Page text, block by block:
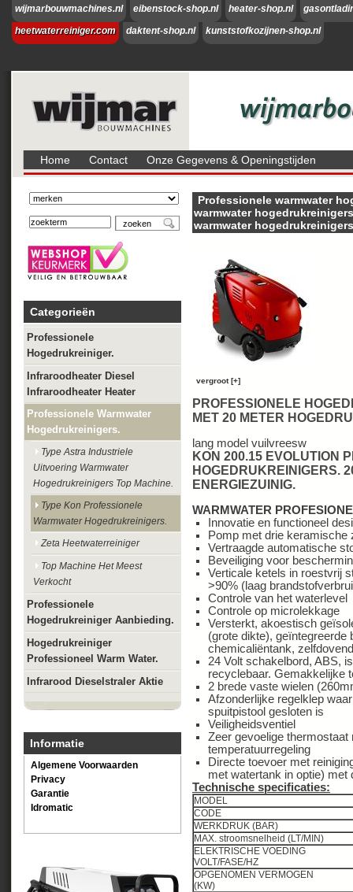
wijmarbouwmachines.nl eibenstock-shop.nl heater-shop.nl
heetwaterreiniger.com
daktent-shop.nl kunststofkozijnen-shop.nl
Home Contact Onze Gegevens & Openingstijden
Categorieën
Professionele
Hogedrukreiniger.
Infraroodheater Diesel
Infraroodheater Heater
Professionele Warmwater
Hogedrukreinigers.
Type Astra Industriele
Uitvoering Warmwater
Hogedrukreinigers Top Machine.
Type Kon Professionele
Warmwater Hogedrukreinigers.
Zeta Heetwaterreiniger
Top Machine Het Meest
Verkocht
Professionele
Hogedrukreiniger Aanbieding.
Hogedrukreiniger
Professioneel Warm Water.
Infrarood Dieselstraler Aktie
Informatie
Algemene Voorwaarden
Privacy
Garantie
Idromatic
Professionele warmwater
warmwater
warmwater
vergroot [+]
PROFESSIONELE
MET 20 METER
lang model vuilvreesw
KON 200.15 EVOLUTION
HOGEDRUKREINIGERS.
ENERGIEZUINIG.
WARMWATER
Innovatie en functioneel
Pomp met drie
Vertraagde automatische
Beveiliging voor
Verticale ketels in roestvrij
>90% (laag
Controle van het waterlevel
Controle op microlekkage
Versterkt, akoestisch
(grote dikte), geïntegreerde
chemicaliëntank,
24 Volt schakelbord, ABS,
recyclebaar. Gemakkelijke
2 brede vaste wielen
Afzonderlijke regelklep
spuitpistool gesloten is
Veiligheidsventiel
Zeer gevoelige
temperatuurregeling
Directe toevoer met
met watertank in optie) met
Technische specificaties:
MODEL
CODE
WERKDRUK
MAX. stroomsnelheid
ELEKTRISCHE VOEDING
VOLT/FASE/HZ
OPGENOMEN VERMOGEN
(KW)